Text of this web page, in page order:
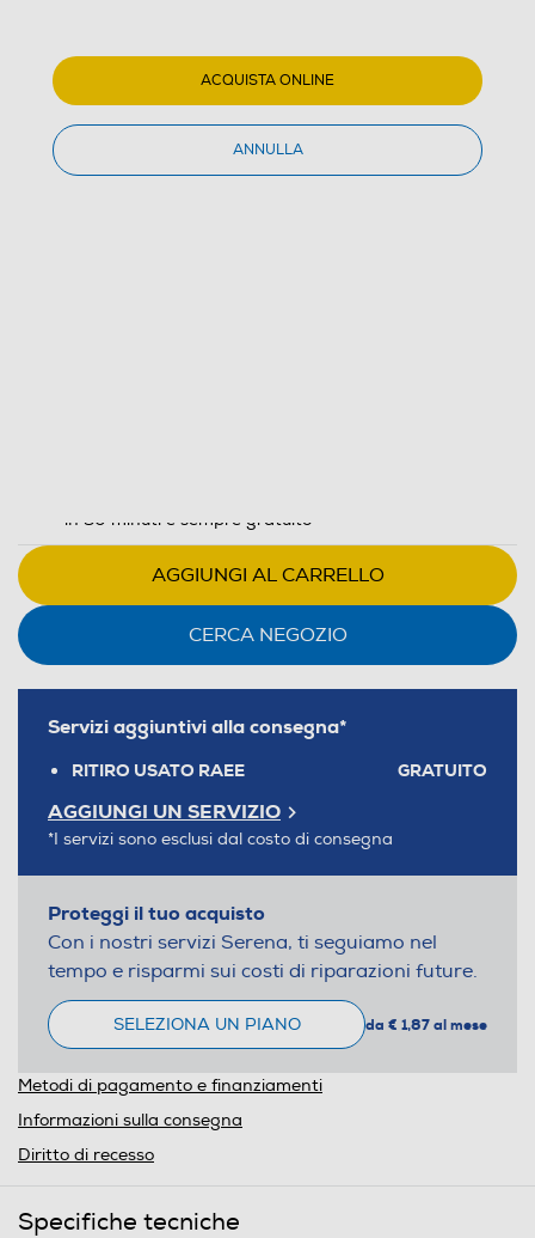
1/3
GAMA - Piastra per capelli LED TITANIO 4D-Nero
in 30 minuti e sempre gratuito
AGGIUNGI AL CARRELLO
CERCA NEGOZIO
Servizi aggiuntivi alla consegna*
RITIRO USATO RAEE GRATUITO
AGGIUNGI UN SERVIZIO
*I servizi sono esclusi dal costo di consegna
Proteggi il tuo acquisto
Con i nostri servizi Serena, ti seguiamo nel
tempo e risparmi sui costi di riparazioni future.
SELEZIONA UN PIANO da € 1,87 al mese
Metodi di pagamento e finanziamenti
Informazioni sulla consegna
Diritto di recesso
Specifiche tecniche
ACQUISTA ONLINE
ANNULLA